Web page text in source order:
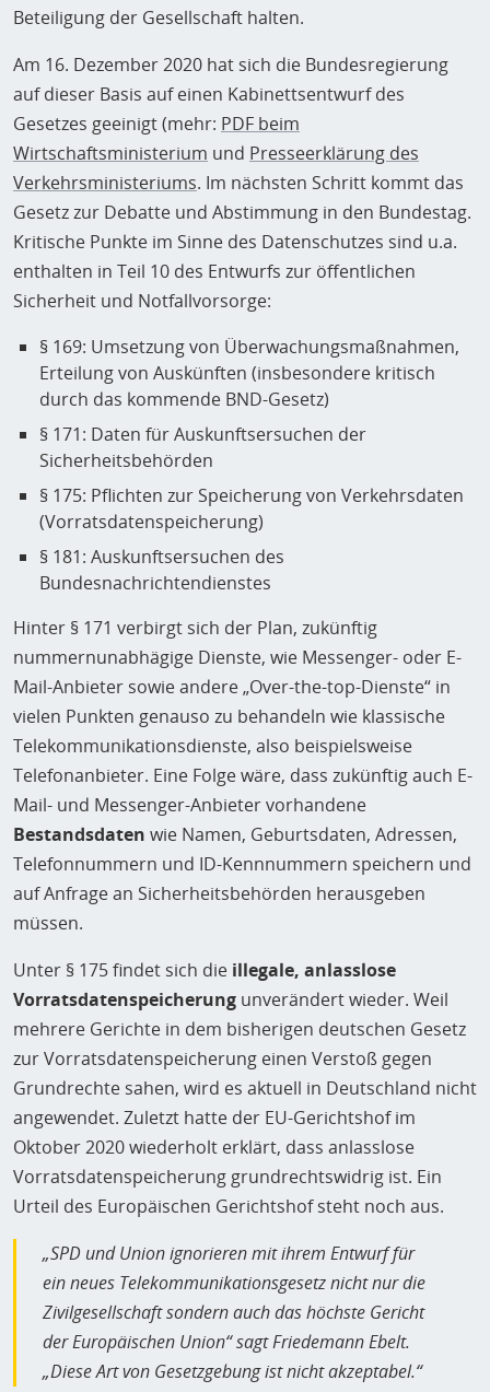
Beteiligung der Gesellschaft halten.
Am 16. Dezember 2020 hat sich die Bundesregierung
auf dieser Basis auf einen Kabinettsentwurf des
Gesetzes geeinigt (mehr: PDF beim
Wirtschaftsministerium und Presseerklärung des
Verkehrsministeriums. Im nächsten Schritt kommt das
Gesetz zur Debatte und Abstimmung in den Bundestag.
Kritische Punkte im Sinne des Datenschutzes sind u.a.
enthalten in Teil 10 des Entwurfs zur öffentlichen
Sicherheit und Notfallvorsorge:
§ 169: Umsetzung von Überwachungsmaßnahmen,
Erteilung von Auskünften (insbesondere kritisch
durch das kommende BND-Gesetz)
§ 171: Daten für Auskunftsersuchen der
Sicherheitsbehörden
§ 175: Pflichten zur Speicherung von Verkehrsdaten
(Vorratsdatenspeicherung)
§ 181: Auskunftsersuchen des
Bundesnachrichtendienstes
Hinter § 171 verbirgt sich der Plan, zukünftig
nummernunabhägige Dienste, wie Messenger- oder E-
Mail-Anbieter sowie andere „Over-the-top-Dienste“ in
vielen Punkten genauso zu behandeln wie klassische
Telekommunikationsdienste, also beispielsweise
Telefonanbieter. Eine Folge wäre, dass zukünftig auch E-
Mail- und Messenger-Anbieter vorhandene
Bestandsdaten wie Namen, Geburtsdaten, Adressen,
Telefonnummern und ID-Kennnummern speichern und
auf Anfrage an Sicherheitsbehörden herausgeben
müssen.
Unter § 175 findet sich die illegale, anlasslose
Vorratsdatenspeicherung unverändert wieder. Weil
mehrere Gerichte in dem bisherigen deutschen Gesetz
zur Vorratsdatenspeicherung einen Verstoß gegen
Grundrechte sahen, wird es aktuell in Deutschland nicht
angewendet. Zuletzt hatte der EU-Gerichtshof im
Oktober 2020 wiederholt erklärt, dass anlasslose
Vorratsdatenspeicherung grundrechtswidrig ist. Ein
Urteil des Europäischen Gerichtshof steht noch aus.
„SPD und Union ignorieren mit ihrem Entwurf für
ein neues Telekommunikationsgesetz nicht nur die
Zivilgesellschaft sondern auch das höchste Gericht
der Europäischen Union“ sagt Friedemann Ebelt.
„Diese Art von Gesetzgebung ist nicht akzeptabel.“